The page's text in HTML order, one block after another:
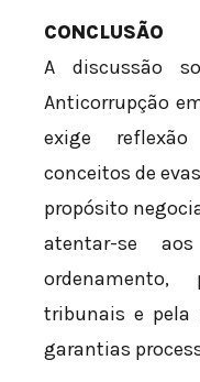
CONCLUSÃO
A discussão
Anticorrupção
exige
conceitos de
propósito
atentar-se
tribunais e pela
garantias